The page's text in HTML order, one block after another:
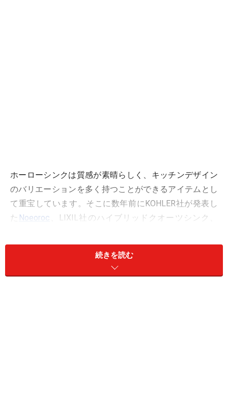
ホーローシンクは質感が素晴らしく、キッチンデザイン
のバリエーションを多く持つことができるアイテムとし
て重宝しています。そこに数年前にKOHLER社が発表し
た Noeoroc 、LIXIL社のハイブリッドクオーツシンク、
オーツ系シンクが登場し、傷がつきにくい材質のため、
黒いシンクを搭載したキッチンが増え、クオーツやセラ
ミックといった濃い色の天板と合わせて、キッチンの風
続きを読む